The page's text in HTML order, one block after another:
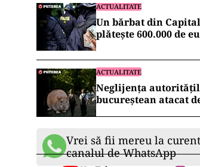
ACTUALITATE
Un bărbat din
plătește 600.000 de
ACTUALITATE
Neglijența
bucureștean atacat
Vrei să fii mereu la
canalul de WhatsApp